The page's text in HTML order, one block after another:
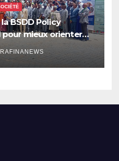
BSDD Policy
pour mieux orienter